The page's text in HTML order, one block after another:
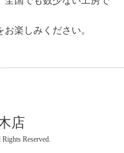
楽しみください。
店
Reserved.